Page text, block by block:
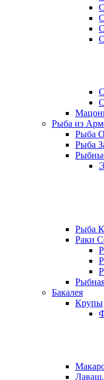
Рыба из
Рыба
Рыба
Рыба
Раки
Бакалея
Крупы